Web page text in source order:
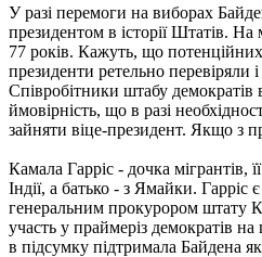
У разі перемоги на виборах
президентом в історії Штатів.
77 років. Кажуть, що
президенти ретельно
Співробітники штабу
ймовірність, що в разі
зайняти віце-президент. Якщо з
Камала Гарріс - дочка мігрантів,
Індії, а батько - з Ямайки.
генеральним прокурором штату
участь у праймеріз демократів
в підсумку підтримала Байдена